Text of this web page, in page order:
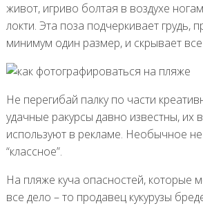
живот, игриво болтая в воздухе
локти. Эта поза подчеркивает грудь,
минимум один размер, и скрывает
Не перегибай палку по части
удачные ракурсы давно известны, их
используют в рекламе. Необычное не
“классное”.
На пляже куча опасностей, которые
все дело – то продавец кукурузы